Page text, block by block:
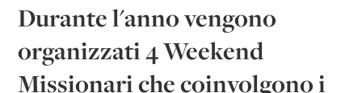
Durante l'anno vengono
organizzati 4 Weekend
Missionari che coinvolgono i